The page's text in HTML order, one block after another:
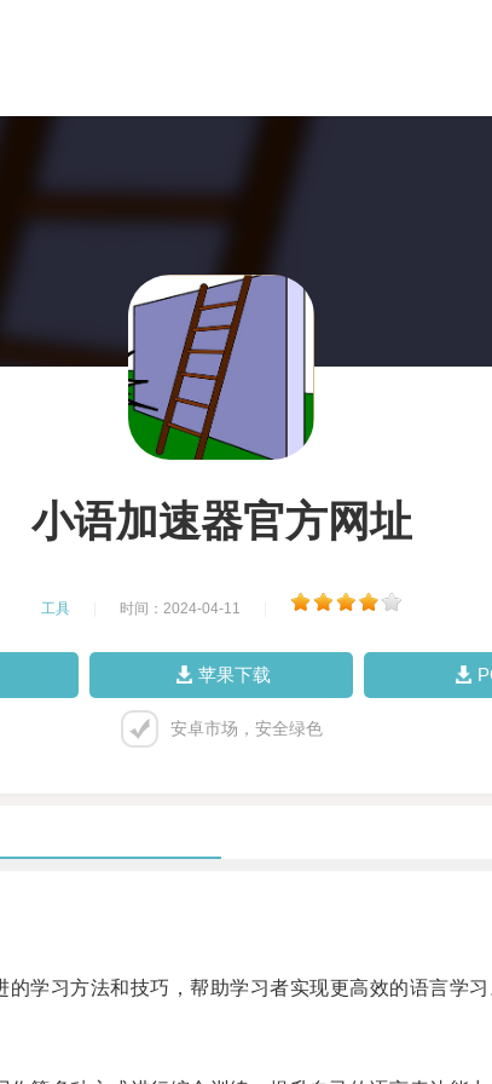
小语加速器官方网址
工具 时间：2024-04-11
苹果下载
安卓市场，安全绿色
习方法和技巧，帮助学习者实现更高效的语言学习